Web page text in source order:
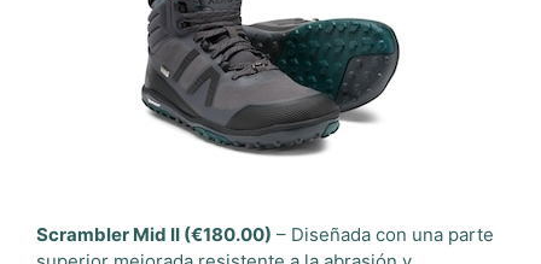
Scrambler Mid II (€180.00) – Diseñada con una parte